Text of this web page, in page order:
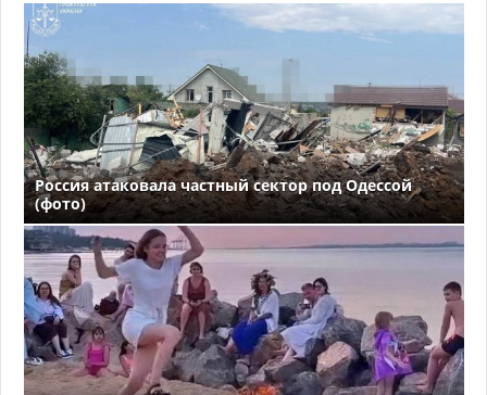
Россия атаковала частный сектор под Одессой
(фото)